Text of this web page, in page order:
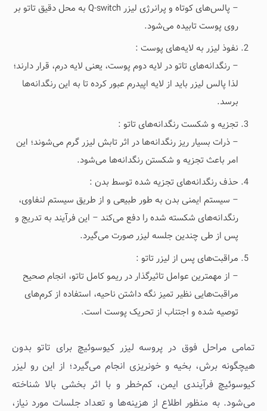
– پالس‌های کوتاه و پرانرژی لیزر Q-switch به محل دقیق تاتو بر
روی پوست تابیده می‌شود.
نفوذ لیزر به لایه‌های پوست :
– رنگدانه‌های تاتو در لایه دوم پوست، یعنی لایه درم، قرار دارند؛
لذا پالس لیزر باید از لایه اپیدرم عبور کرده تا به این رنگدانه‌ها
برسد.
تجزیه و شکست رنگدانه‌های تاتو :
– ذرات بسیار ریز رنگدانه‌ها در اثر تابش لیزر گرم می‌شوند؛ این
امر باعث تجزیه و شکستن رنگدانه‌ها می‌شود.
حذف رنگدانه‌های تجزیه شده توسط بدن :
– سیستم ایمنی بدن به طور طبیعی و از طریق سیستم لنفاوی،
رنگدانه‌های شکسته شده را دفع می‌کند – این فرآیند به تدریج و
پس از طی چندین جلسه لیزر صورت می‌گیرد.
مراقبت‌های پس از لیزر تاتو :
– از مهمترین عوامل تاثیرگذار در ریمو کامل تاتو، انجام صحیح
مراقبت‌هایی نظیر تمیز نگه داشتن ناحیه، استفاده از کرم‌های
توصیه شده و اجتناب از تحریک پوست است.
تمامی مراحل فوق در پروسه لیزر کیوسوئیچ برای تاتو بدون
هیچگونه برش، بخیه و خونریزی انجام می‌گیرد؛ از این رو لیزر
کیوسوئیچ فرآیندی ایمن، کم‌خطر و با اثر بخشی بالا شناخته
می‌شود. به منظور اطلاع از هزینه‌‌ها و تعداد جلسات مورد نیاز،